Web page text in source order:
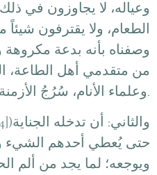
وعياله، لا يجاوزون في
وصفناه بأنه بدعة مكروهة
من متقدمي أهل الطاعة،
وعلماء الأنام، سُرُجُ.
حتى يُعطي أحدهم الشيء